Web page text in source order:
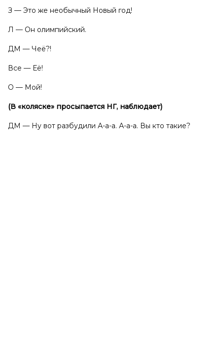
З — Это же необычный Новый год!
Л — Он олимпийский.
ДМ — Чеё?!
Все — Её!
О — Мой!
(В «коляске» просыпается НГ, наблюдает)
ДМ — Ну вот разбудили А-а-а. А-а-а. Вы кто такие?